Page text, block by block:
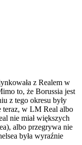
z Realem w
to, że Borussia jest
z tego okresu były
teraz, w LM Real albo
nie miał większych
albo przegrywa nie
była wyraźnie